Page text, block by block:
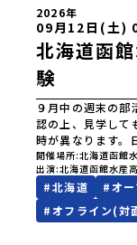
2026年
09月12日(土)
北海道函
験
９月中の週末の
認の上、見学して
時が異なります。
活動がありました
（８月24日（月）
間、場所などに
から連絡します
覧（ＰＤＦファ
開催場所 北海道函館
出演 北海道函館水産
#北海道 #オ
#オフライン(対